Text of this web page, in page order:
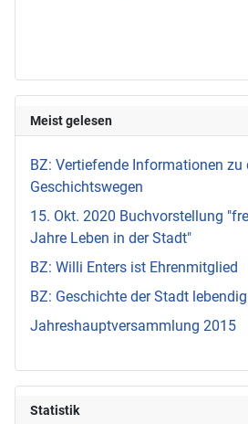
Meist gelesen
BZ: Vertiefende Informationen zu
Geschichtswegen
15. Okt. 2020 Buchvorstellung
Jahre Leben in der Stadt"
BZ: Willi Enters ist Ehrenmitglied
BZ: Geschichte der Stadt
Jahreshauptversammlung 2015
Statistik